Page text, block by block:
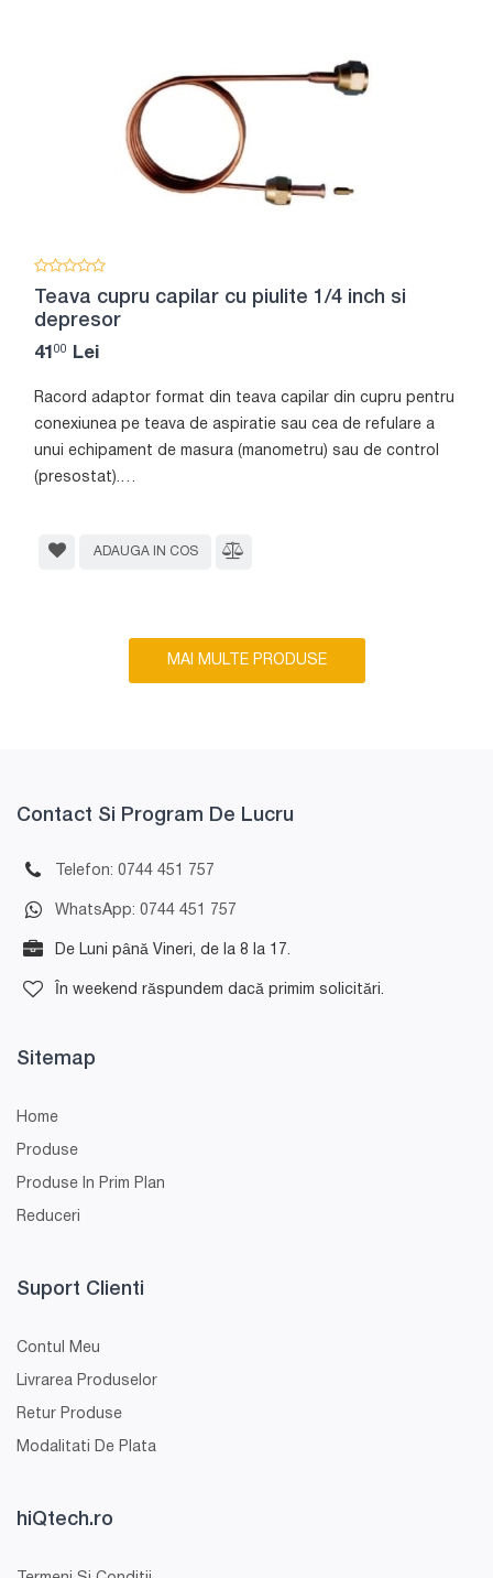
Teava cupru capilar cu piulite 1/4 inch si
depresor
41 00 Lei
Racord adaptor format din teava capilar din cupru pentru
conexiunea pe teava de aspiratie sau cea de refulare a
unui echipament de masura (manometru) sau de control
(presostat).
- lungimea tevii capilar: 1000 mm
- presiune maxima: 45 bar
- inclus cui depresor pentru deschidere ventil
ADAUGA IN COS
MAI MULTE PRODUSE
Contact Si Program De Lucru
Telefon: 0744 451 757
WhatsApp: 0744 451 757
De Luni până Vineri, de la 8 la 17.
În weekend răspundem dacă primim solicitări.
Sitemap
Home
Produse
Produse In Prim Plan
Reduceri
Suport Clienti
Contul Meu
Livrarea Produselor
Retur Produse
Modalitati De Plata
hiQtech.ro